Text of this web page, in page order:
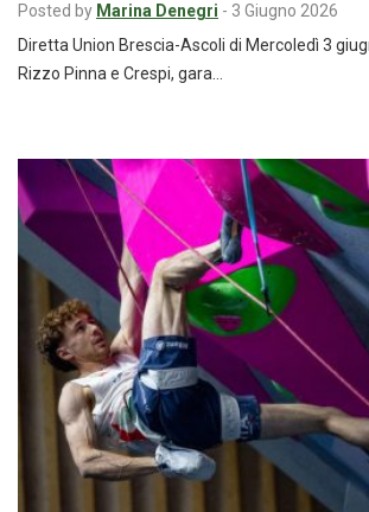
Posted by Marina Denegri - 3 Giugno 2026
Diretta Union Brescia-Ascoli di Mercoledì 3
Rizzo Pinna e Crespi, gara…